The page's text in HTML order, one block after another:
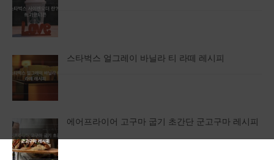
스타벅스 얼그레이 바닐라 티 라떼 레시피
에어프라이어 고구마 굽기 초간단 군고구마 레시피